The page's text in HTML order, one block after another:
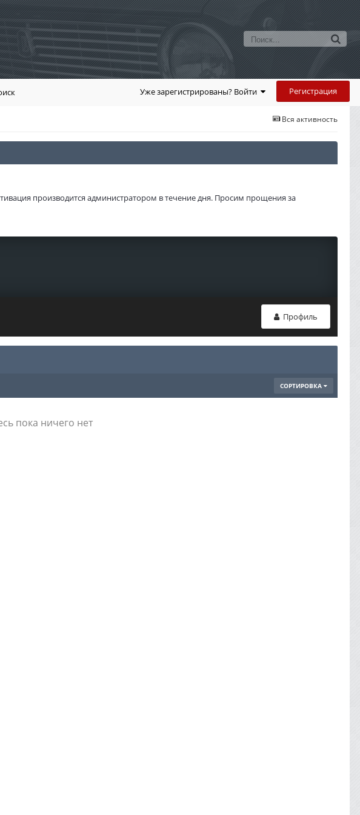
Уже зарегистрированы? Войти Регистрация
Вся активность
производится администратором в течение дня. Просим прощения за
Профиль
СОРТИРОВКА
пока ничего нет